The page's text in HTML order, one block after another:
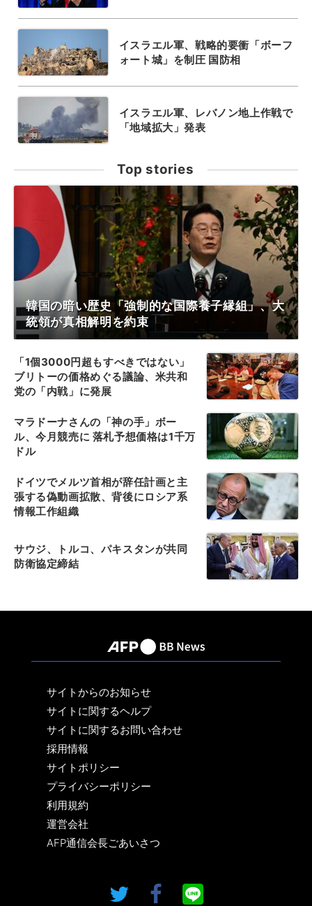
イスラエル軍、戦略的要衝「ボーフ
ォート城」を制圧 国防相
イスラエル軍、レバノン地上作戦で
「地域拡大」発表
Top stories
韓国の暗い歴史「強制的な国際養子縁組」、大
統領が真相解明を約束
「1個3000円超もすべきではない」
ブリトーの価格めぐる議論、米共和
党の「内戦」に発展
マラドーナさんの「神の手」ボー
ル、今月競売に 落札予想価格は1千万
ドル
ドイツでメルツ首相が辞任計画と主
張する偽動画拡散、背後にロシア系
情報工作組織
サウジ、トルコ、パキスタンが共同
防衛協定締結
サイトからのお知らせ
サイトに関するヘルプ
サイトに関するお問い合わせ
採用情報
サイトポリシー
プライバシーポリシー
利用規約
運営会社
AFP通信会長ごあいさつ